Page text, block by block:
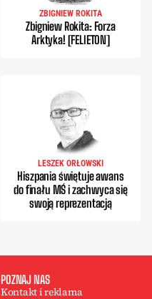
ZBIGNIEW ROKITA
Zbigniew Rokita: Forza
Arktyka! [FELIETON]
LESZEK ORŁOWSKI
Hiszpania świętuje awans
do finału MŚ i zachwyca się
swoją reprezentacją
POZNAJ NAS
Kontakt i reklama